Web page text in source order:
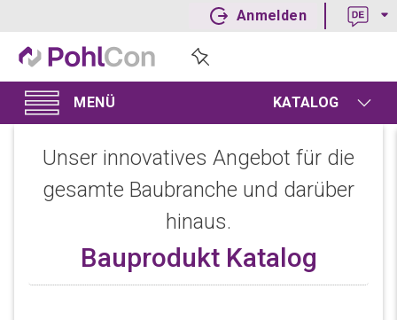
KATALOG
Anmelden
Unser innovatives Angebot für die
gesamte Baubranche und darüber
hinaus.
Bauprodukt Katalog